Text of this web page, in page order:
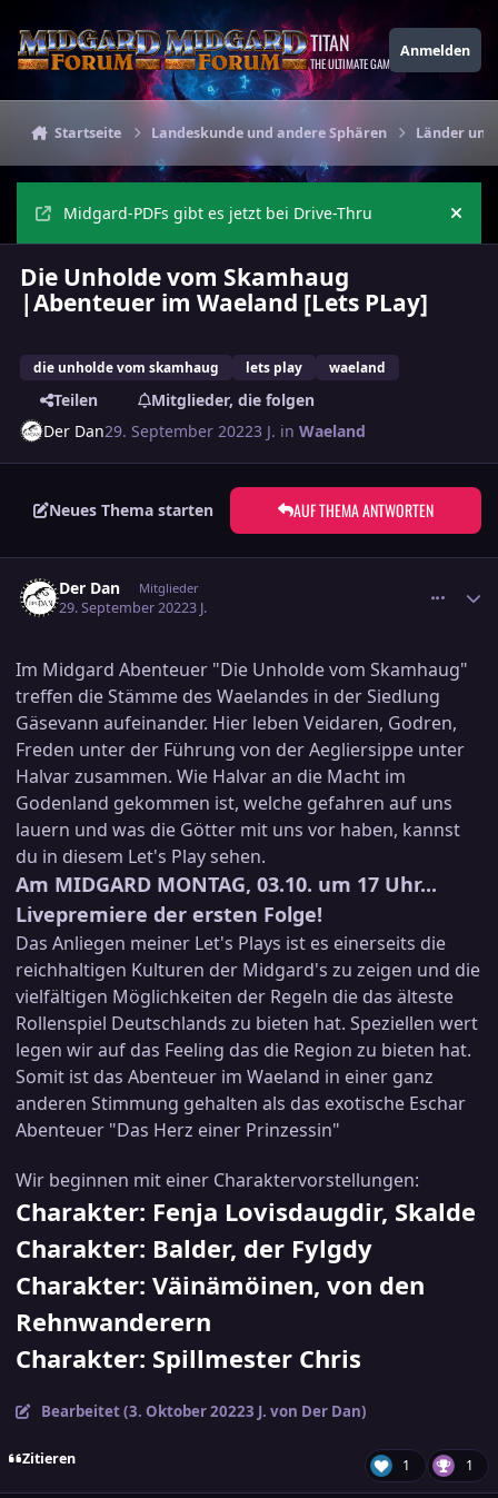
TITAN
THE ULTIMATE GAMING THEME
Anmelden
Startseite Landeskunde und andere Sphären Länder
Midgard-PDFs gibt es jetzt bei Drive-Thru
Die Unholde vom Skamhaug
|Abenteuer im Waeland [Lets PLay]
die unholde vom skamhaug lets play waeland
Teilen
Mitglieder, die folgen
Der Dan29. September 20223 J. inWaeland
Neues Thema starten AUF THEMA ANTWORTEN
Der Dan Mitglieder
29. September 20223 J.
Im Midgard Abenteuer "Die Unholde vom Skamhaug"
treffen die Stämme des Waelandes in der Siedlung
Gäsevann aufeinander. Hier leben Veidaren, Godren,
Freden unter der Führung von der Aegliersippe unter
Halvar zusammen. Wie Halvar an die Macht im
Godenland gekommen ist, welche gefahren auf uns
lauern und was die Götter mit uns vor haben, kannst
du in diesem Let's Play sehen.
Am MIDGARD MONTAG, 03.10. um 17 Uhr...
Livepremiere der ersten Folge!
Das Anliegen meiner Let's Plays ist es einerseits die
reichhaltigen Kulturen der Midgard's zu zeigen und die
vielfältigen Möglichkeiten der Regeln die das älteste
Rollenspiel Deutschlands zu bieten hat. Speziellen wert
legen wir auf das Feeling das die Region zu bieten hat.
Somit ist das Abenteuer im Waeland in einer ganz
anderen Stimmung gehalten als das exotische Eschar
Abenteuer "Das Herz einer Prinzessin"
Wir beginnen mit einer Charaktervorstellungen:
Charakter: Fenja Lovisdaugdir, Skalde
Charakter: Balder, der Fylgdy
Charakter: Väinämöinen, von den
Rehnwanderern
Charakter: Spillmester Chris
Bearbeitet (3. Oktober 20223 J. von Der Dan)
Zitieren 1 1